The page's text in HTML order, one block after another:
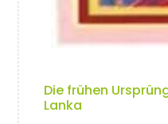
Die frühen
Lanka